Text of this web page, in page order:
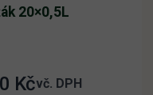
20×0,5L
Kčvč. DPH